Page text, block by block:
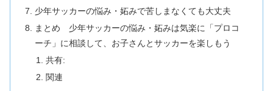
少年サッカーの悩み・妬みで苦しまなくても大丈夫
まとめ 少年サッカーの悩み・妬みは気楽に「プロコ
ーチ」に相談して、お子さんとサッカーを楽しもう
共有:
関連